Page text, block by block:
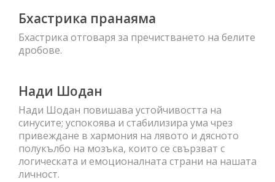
Бхастрика пранаяма
Бхастрика отговаря за пречистването на белите
дробове.
Нади Шодан
Нади Шодан повишава устойчивостта на
синусите; успокоява и стабилизира ума чрез
привеждане в хармония на лявото и дясното
полукълбо на мозъка, които се свързват с
логическата и емоционалната страни на нашата
личност.